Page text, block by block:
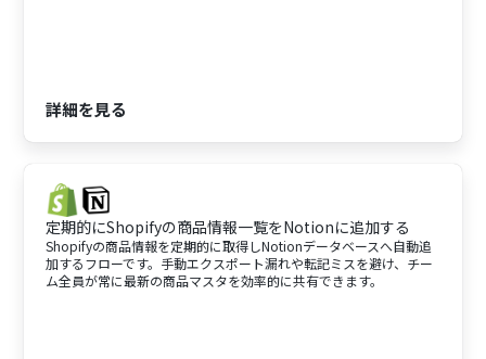
詳細を見る
定期的にShopifyの商品情報一覧をNotionに追加する
Shopifyの商品情報を定期的に取得しNotionデータベースへ自動追
加するフローです。手動エクスポート漏れや転記ミスを避け、チー
ム全員が常に最新の商品マスタを効率的に共有できます。